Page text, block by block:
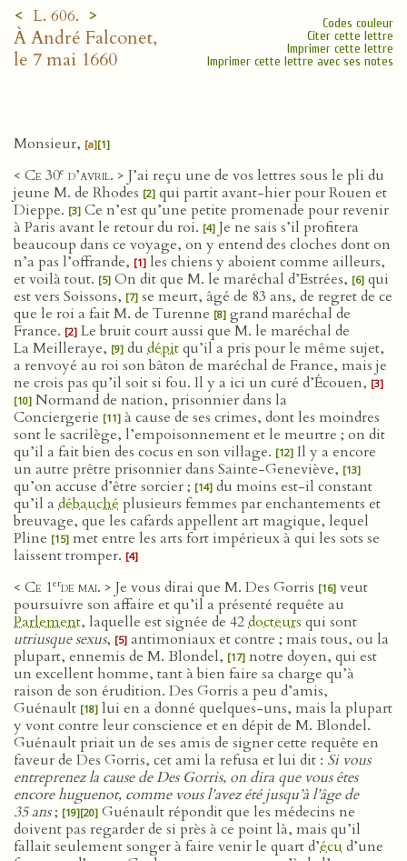
< L. 606. >
À André Falconet,
le 7 mai 1660
Codes couleur
Citer cette lettre
Imprimer cette lettre
Imprimer cette lettre avec ses notes
Monsieur, [a][1]
< Ce 30e d’avril. > J’ai reçu une de vos lettres sous le pli du
jeune M. de Rhodes [2] qui partit avant-hier pour Rouen et
Dieppe. [3] Ce n’est qu’une petite promenade pour revenir
à Paris avant le retour du roi. [4] Je ne sais s’il profitera
beaucoup dans ce voyage, on y entend des cloches dont on
n’a pas l’offrande, [1] les chiens y aboient comme ailleurs,
et voilà tout. [5] On dit que M. le maréchal d’Estrées, [6] qui
est vers Soissons, [7] se meurt, âgé de 83 ans, de regret de ce
que le roi a fait M. de Turenne [8] grand maréchal de
France. [2] Le bruit court aussi que M. le maréchal de
La Meilleraye, [9] du dépitqu’il a pris pour le même sujet,
a renvoyé au roi son bâton de maréchal de France, mais je
ne crois pas qu’il soit si fou. Il y a ici un curé d’Écouen, [3]
[10] Normand de nation, prisonnier dans la
Conciergerie [11] à cause de ses crimes, dont les moindres
sont le sacrilège, l’empoisonnement et le meurtre ; on dit
qu’il a fait bien des cocus en son village. [12] Il y a encore
un autre prêtre prisonnier dans Sainte-Geneviève, [13]
qu’on accuse d’être sorcier ; [14] du moins est-il constant
qu’il a débauché plusieurs femmes par enchantements et
breuvage, que les cafards appellent art magique, lequel
Pline [15] met entre les arts fort impérieux à qui les sots se
laissent tromper. [4]
< Ce 1erde mai. > Je vous dirai que M. Des Gorris [16] veut
poursuivre son affaire et qu’il a présenté requête au
Parlement, laquelle est signée de 42docteurs qui sont
utriusque sexus, [5] antimoniaux et contre ; mais tous, ou la
plupart, ennemis de M. Blondel, [17] notre doyen, qui est
un excellent homme, tant à bien faire sa charge qu’à
raison de son érudition. Des Gorris a peu d’amis,
Guénault [18] lui en a donné quelques-uns, mais la plupart
y vont contre leur conscience et en dépit de M. Blondel.
Guénault priait un de ses amis de signer cette requête en
faveur de Des Gorris, cet ami la refusa et lui dit : Si vous
entreprenez la cause de Des Gorris, on dira que vous êtes
encore huguenot, comme vous l’avez été jusqu’à l’âge de
35 ans; [19][20] Guénault répondit que les médecins ne
doivent pas regarder de si près à ce point là, mais qu’il
fallait seulement songer à faire venir le quart d’écu d’une